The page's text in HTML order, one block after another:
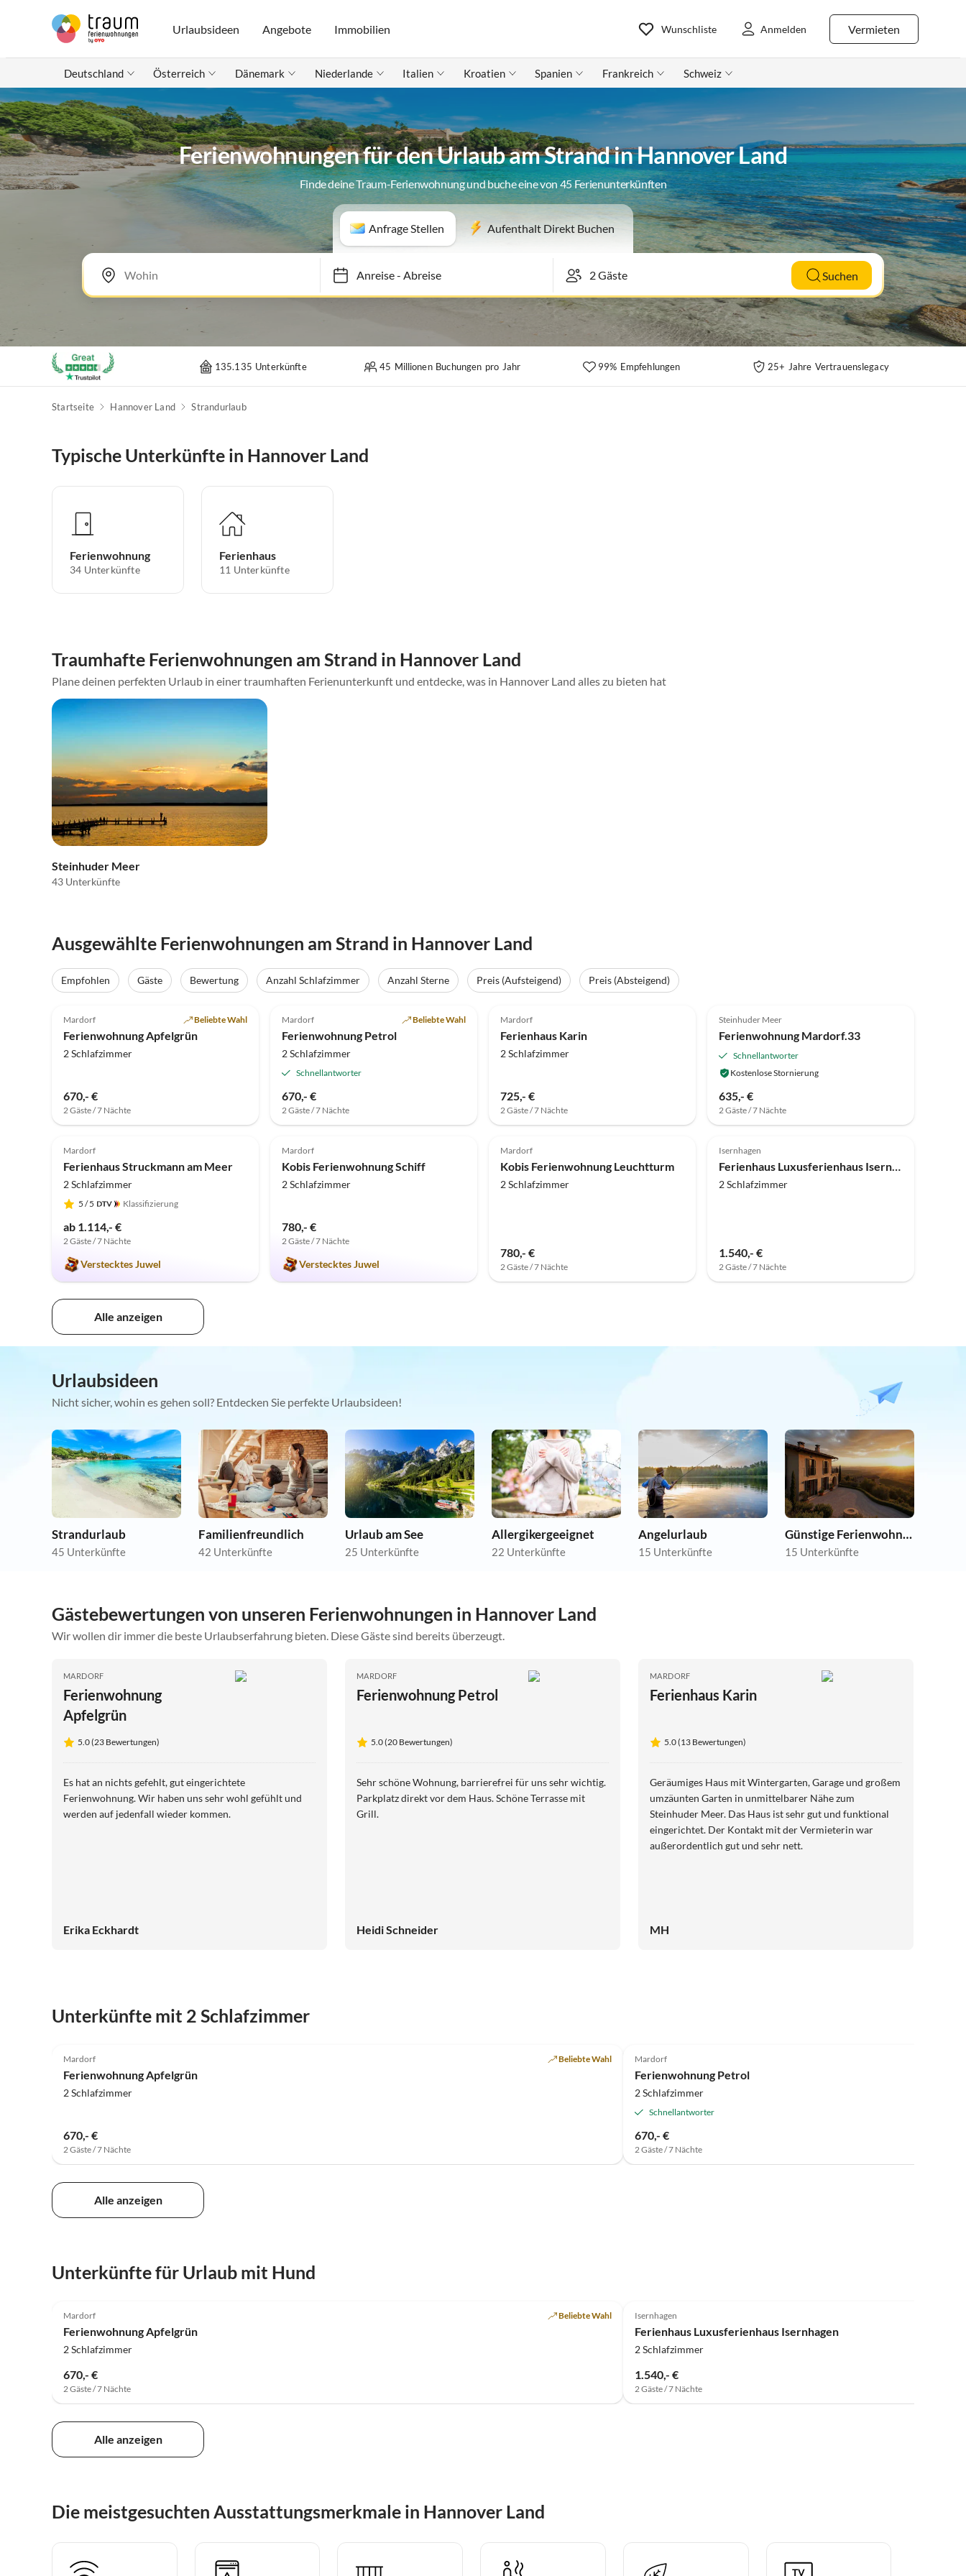
Urlaubsideen Angebote Immobilien Vermieten
Wunschliste Anmelden
Deutschland Österreich Dänemark Niederlande Italien Kroatien Spanien Frankreich Schweiz
Ferienwohnungen für den Urlaub am Strand in Hannover Land
Finde deine Traum-Ferienwohnung und buche eine von 45 Ferienunterkünften
Anfrage Stellen Aufenthalt Direkt Buchen
Anreise-Abreise Suchen
135.135 Unterkünfte 45 Millionen Buchungen pro Jahr 99% Empfehlungen 25+ Jahre Vertrauenslegacy
Startseite Hannover Land Strandurlaub
Typische Unterkünfte in Hannover Land
Ferienwohnung
34 Unterkünfte
Ferienhaus
11 Unterkünfte
Traumhafte Ferienwohnungen am Strand in Hannover Land
Plane deinen perfekten Urlaub in einer traumhaften Ferienunterkunft und entdecke, was in Hannover Land alles zu bieten hat
Steinhuder Meer
43 Unterkünfte
Ausgewählte Ferienwohnungen am Strand in Hannover Land
Empfohlen Gäste Bewertung Anzahl Schlafzimmer Anzahl Sterne Preis (Aufsteigend) Preis (Absteigend)
Top-Inserat
Mardorf Beliebte Wahl
Ferienwohnung Apfelgrün
2 Schlafzimmer
670,- €
2 Gäste / 7 Nächte
Mardorf Beliebte Wahl
Ferienwohnung Petrol
2 Schlafzimmer
Schnellantworter
670,- €
2 Gäste / 7 Nächte
Mardorf
Ferienhaus Karin
2 Schlafzimmer
725,- €
2 Gäste / 7 Nächte
Steinhuder Meer
Ferienwohnung Mardorf.33
Schnellantworter
Kostenlose Stornierung
635,- €
2 Gäste / 7 Nächte
5.0 (2)
Mardorf
Ferienhaus Struckmann am Meer
2 Schlafzimmer
5 / 5 Klassifizierung
ab 1.114,- €
2 Gäste / 7 Nächte
Verstecktes Juwel
4.9 (2)
Mardorf
Kobis Ferienwohnung Schiff
2 Schlafzimmer
780,- €
2 Gäste / 7 Nächte
Verstecktes Juwel
4.3 (1)
Mardorf
Kobis Ferienwohnung Leuchtturm
2 Schlafzimmer
780,- €
2 Gäste / 7 Nächte
Top-Inserat
Isernhagen
Ferienhaus Luxusferienhaus Isernhagen
2 Schlafzimmer
1.540,- €
2 Gäste / 7 Nächte
Alle anzeigen
Urlaubsideen
Nicht sicher, wohin es gehen soll? Entdecken Sie perfekte Urlaubsideen!
Strandurlaub
45 Unterkünfte
Familienfreundlich
42 Unterkünfte
Urlaub am See
25 Unterkünfte
Allergikergeeignet
22 Unterkünfte
Angelurlaub
15 Unterkünfte
Günstige Ferienwohnungen
15 Unterkünfte
Gästebewertungen von unseren Ferienwohnungen in Hannover Land
Wir wollen dir immer die beste Urlaubserfahrung bieten. Diese Gäste sind bereits überzeugt.
MARDORF
Ferienwohnung
Apfelgrün
5.0 (23 Bewertungen)
Es hat an nichts gefehlt, gut eingerichtete
Ferienwohnung. Wir haben uns sehr wohl gefühlt und
werden auf jedenfall wieder kommen.
Erika Eckhardt
MARDORF
Ferienwohnung Petrol
5.0 (20 Bewertungen)
Sehr schöne Wohnung, barrierefrei für uns sehr wichtig.
Parkplatz direkt vor dem Haus. Schöne Terrasse mit
Grill.
Heidi Schneider
MARDORF
Ferienhaus Karin
5.0 (13 Bewertungen)
Geräumiges Haus mit Wintergarten, Garage und großem
umzäunten Garten in unmittelbarer Nähe zum
Steinhuder Meer. Das Haus ist sehr gut und funktional
eingerichtet. Der Kontakt mit der Vermieterin war
außerordentlich gut und sehr nett.
MH
Unterkünfte mit 2 Schlafzimmer
Mardorf Beliebte Wahl
Ferienwohnung Apfelgrün
2 Schlafzimmer
670,- €
2 Gäste / 7 Nächte
Mardorf
Ferienwohnung Petrol
2 Schlafzimmer
Schnellantworter
670,- €
2 Gäste / 7 Nächte
Alle anzeigen
Unterkünfte für Urlaub mit Hund
Mardorf Beliebte Wahl
Ferienwohnung Apfelgrün
2 Schlafzimmer
670,- €
2 Gäste / 7 Nächte
Isernhagen
Ferienhaus Luxusferienhaus Isernhagen
2 Schlafzimmer
1.540,- €
2 Gäste / 7 Nächte
Alle anzeigen
Die meistgesuchten Ausstattungsmerkmale in Hannover Land